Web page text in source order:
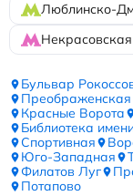
Люблинско-
Некрасовская
Бульвар
Красные Ворота
Библиотека
Спортивная
Юго-Западная
Филатов Луг
Потапово